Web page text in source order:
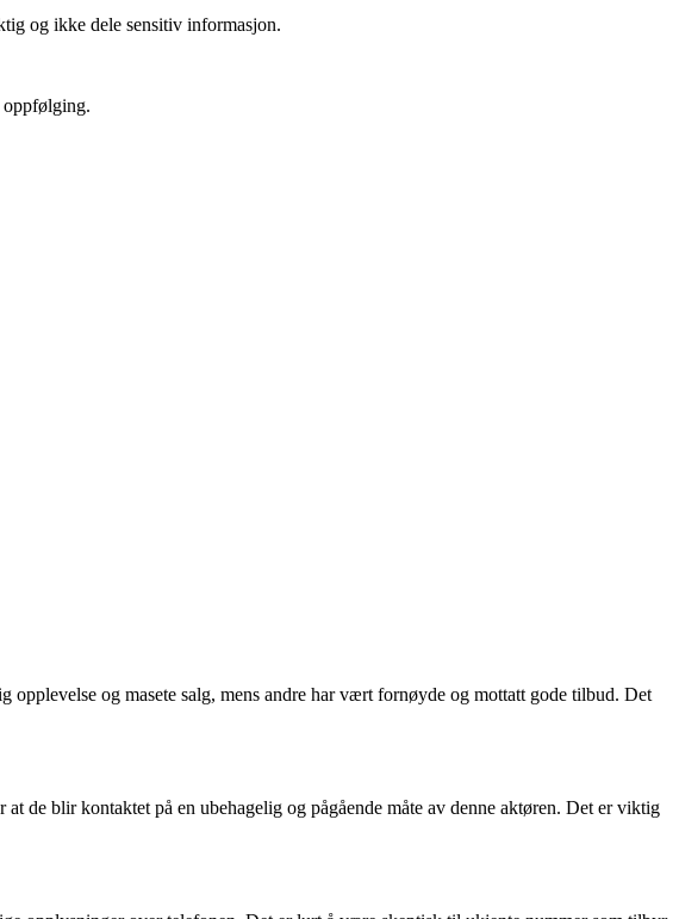
og ikke dele sensitiv informasjon.
oppfølging.
og masete salg, mens andre har vært fornøyde og mottatt gode tilbud. Det
de blir kontaktet på en ubehagelig og pågående måte av denne aktøren. Det er viktig